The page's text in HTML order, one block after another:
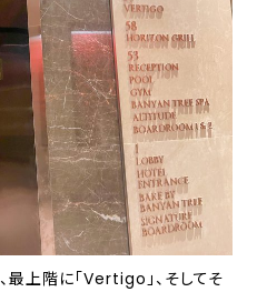
最上階に「Vertigo」、そしてそ